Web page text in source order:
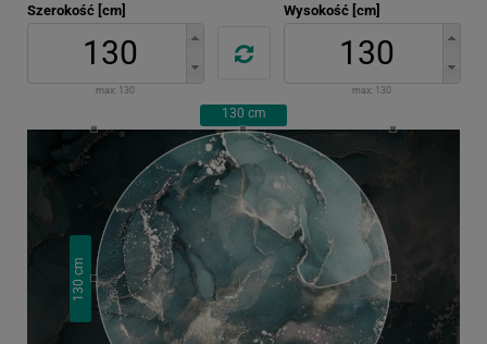
Szerokość [cm]
max: 130
Wysokość [cm]
max: 130
130 cm
130
cm